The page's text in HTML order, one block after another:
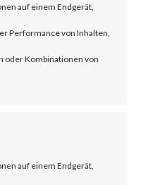
auf einem Endgerät,
Performance von Inhalten,
oder Kombinationen von
auf einem Endgerät,
secure and